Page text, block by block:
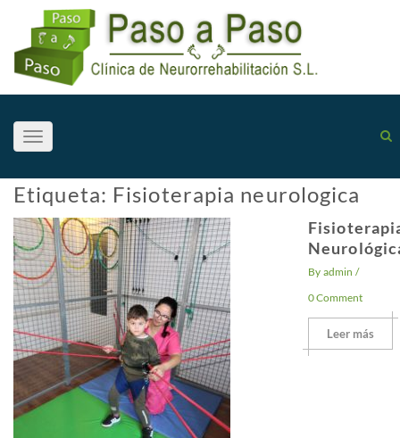
Toggle
navigation
Etiqueta: Fisioterapia neurologica
By admin /
0 Comment
Leer más